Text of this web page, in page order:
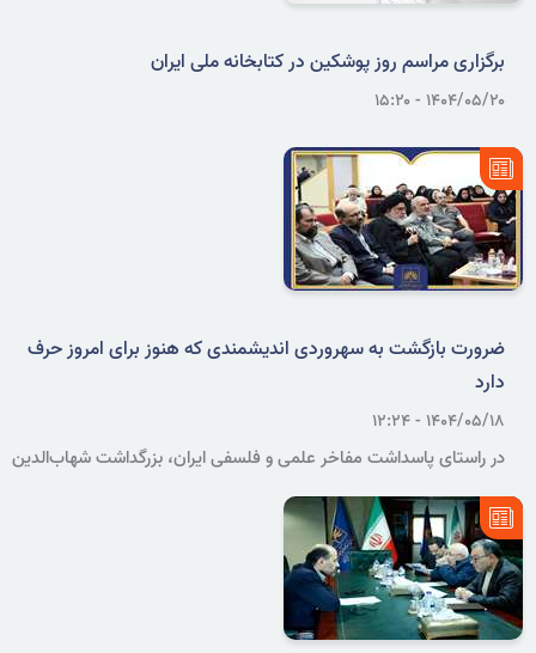
‌برگزاری مراسم روز پوشکین در کتابخانه ملی ایران
۱۴۰۴/۰۵/۲۰ - ۱۵:۲۰
ضرورت بازگشت به سهروردی اندیشمندی که هنوز برای امروز حرف
دارد
۱۴۰۴/۰۵/۱۸ - ۱۲:۲۴
در راستای پاسداشت مفاخر علمی و فلسفی ایران، بزرگداشت شهاب‌الدین
فلسفه، عرفان و تمدن اسلامی در سازمان اسناد و کتابخانه ملی برگزار شد.